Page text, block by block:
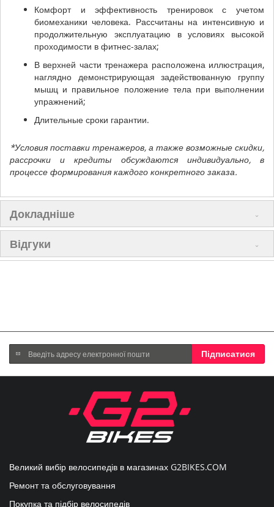
Комфорт и эффективность тренировок с учетом
биомеханики человека. Рассчитаны на интенсивную и
продолжительную эксплуатацию в условиях высокой
проходимости в фитнес-залах;
В верхней части тренажера расположена иллюстрация,
наглядно демонстрирующая задействованную группу
мышц и правильное положение тела при выполнении
упражнений;
Длительные сроки гарантии.
*Условия поставки тренажеров, а также возможные скидки,
рассрочки и кредиты обсуждаются индивидуально, в
процессе формирования каждого конкретного заказа.
Докладніше
Відгуки
Підпишіться
на
нашу
Підписатися
Великий вибір велосипедів в магазинах G2BIKES.COM
Ремонт та обслуговування
Покупка та підбір велосипедів